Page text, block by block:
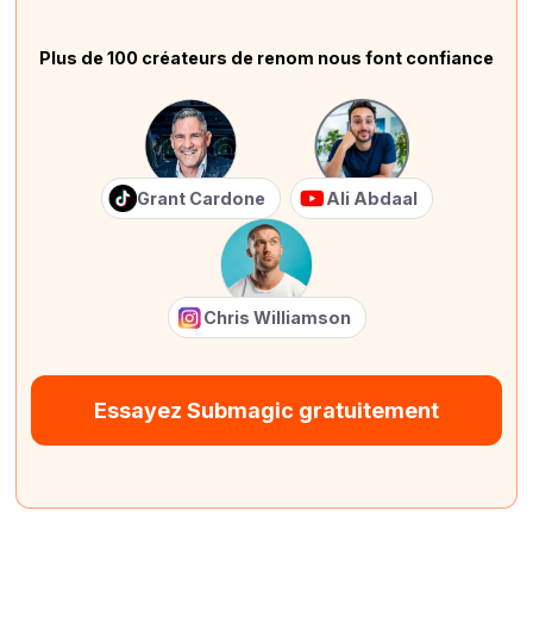
Plus de 100 créateurs de renom nous font confiance
Grant Cardone Ali Abdaal
Chris Williamson
Essayez Submagic gratuitement